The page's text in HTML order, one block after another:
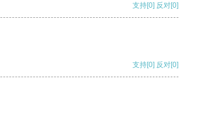
支持[0] 反对[0]
支持[0] 反对[0]